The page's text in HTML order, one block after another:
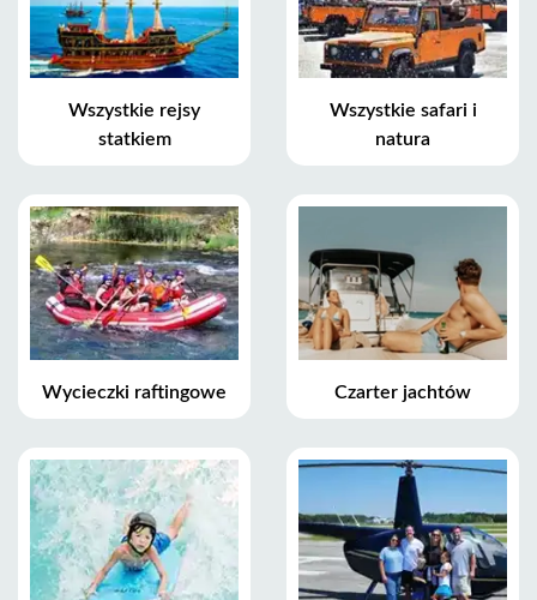
Wszystkie rejsy
statkiem
Wszystkie safari i
natura
Wycieczki raftingowe Czarter jachtów